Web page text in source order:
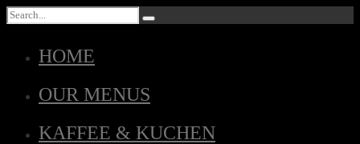
HOME
OUR MENUS
KAFFEE & KUCHEN